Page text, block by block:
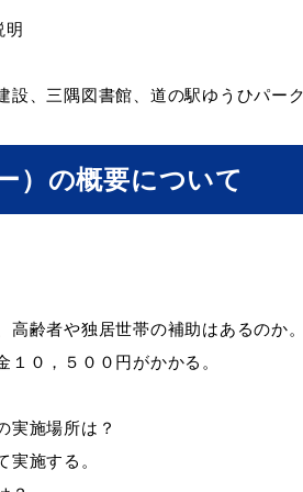
明
、三隅図書館、道の駅ゆうひパー
）の概要について
齢者や独居世帯の補助はあるのか。
０，５００円がかかる。
実施場所は？
施する。